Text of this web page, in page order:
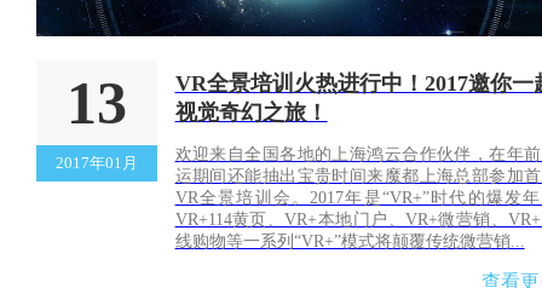
13
2017年01月
VR全景培训火热进行中！2017邀你一
视觉奇幻之旅！
欢迎来自全国各地的上海鸿云合作伙伴，在年
运期间还能抽出宝贵时间来魔都上海总部参加
VR全景培训会。2017年是“VR+”时代的爆发
VR+114黄页、VR+本地门户、VR+微营销、
线购物等一系列“VR+”模式将颠覆传统微营销...
查看